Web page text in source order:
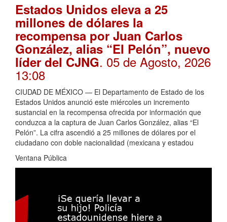
Estados Unidos eleva a 25
millones de dólares la
recompensa por Juan Carlos
González, alias “El Pelón”, nuevo
líder del CJNG. 05 de Agosto, 2026
13:08
CIUDAD DE MÉXICO — El Departamento de Estado de los
Estados Unidos anunció este miércoles un incremento
sustancial en la recompensa ofrecida por información que
conduzca a la captura de Juan Carlos González, alias “El
Pelón”. La cifra ascendió a 25 millones de dólares por el
ciudadano con doble nacionalidad (mexicana y estadou
Ventana Pública